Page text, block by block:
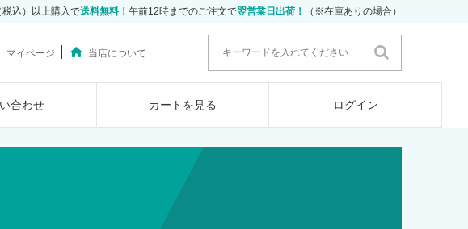
込）以上購入で送料無料！ 午前12時までのご注文で翌営業日出荷！ （※在庫ありの場合）
マイページ 当店について
合わせ カートを見る ログイン